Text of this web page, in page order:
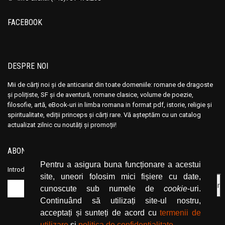
Pentru a asigura buna funcționare a acestui
site, uneori folosim mici fișiere cu date,
cunoscute sub numele de cookie-uri.
Continuând să utilizați site-ul nostru,
acceptați și sunteți de acord cutermenii de
Ana Maria Marin
Anais Nin
Anatolie Panis
Andocide
Andre Bejin
Andre Castelot
Andre Leroi-Gourhan
Andre Malraux
Andre Maurois
Andre Theuriet
Ana Maria Marin
Anais Nin
Anatolie Panis
Andocide
Andre Bejin
Andre Castelot
Andre Leroi-Gourhan
Andre Malraux
Andre Maurois
Andre Theuriet
FACEBOOK
DESPRE NOI
Mii de cărți noi și de anticariat din toate domeniile: romane de dragoste
și polițiste, SF și de aventură, romane clasice, volume de poezie,
filosofie, artă, eBook-uri in limba romana in format pdf, istorie, religie și
spiritualitate, ediții princeps și cărți rare. Vă așteptăm cu un catalog
actualizat zilnic cu noutăți și promoții!
ABONEAZĂ-TE LA NEWSLETTER
Introduceți adresa dvs. de email și dați click pe butonul de abonare.